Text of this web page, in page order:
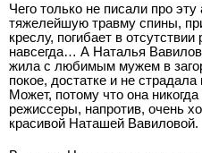
Чего только не писали про
тяжелейшую травму спины,
креслу, погибает в
навсегда… А Наталья
жила с любимым мужем в
покое, достатке и не
Может, потому что она
режиссеры, напротив, очень
красивой Наташей Вавиловой.